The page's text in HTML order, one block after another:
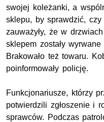
swojej koleżanki, a
sklepu, by sprawdzić,
zauważyły, że w
sklepem zostały
Brakowało też towaru.
poinformowały policję.
Funkcjonariusze, którzy
potwierdzili zgłoszenie i
sprawców. Podczas